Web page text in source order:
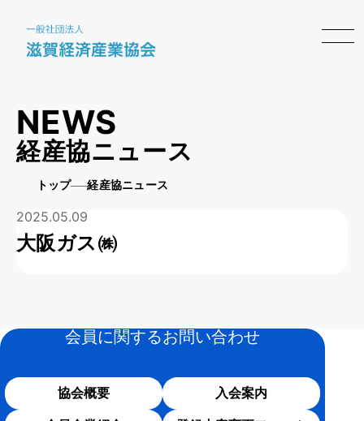
NEWS
経産協ニュース
トップ 経産協ニュース
2025.05.09
大阪ガス㈱
会員に関するお問い合わせ
協会概要
入会案内